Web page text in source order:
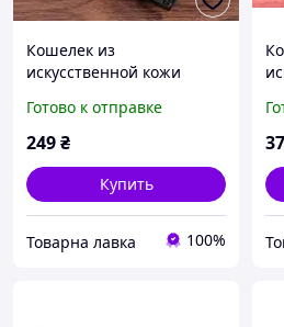
Кошелек из
искусственной кожи
ценит вид и удобство
Готово к отправке
249₴
Купить
Товарна лавка 100%